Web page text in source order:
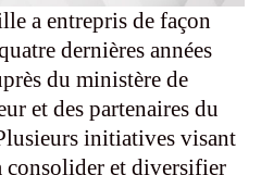
a entrepris de façon
dernières années
du ministère de
et des partenaires du
initiatives visant
consolider et diversifier